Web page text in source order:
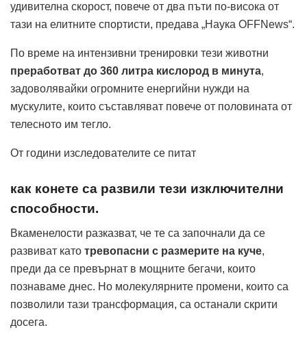
удивителна скорост, повече от два пъти по-висока от
тази на елитните спортисти, предава „Наука OFFNews“.
По време на интензивни тренировки тези животни
преработват до 360 литра кислород в минута,
задоволявайки огромните енергийни нужди на
мускулите, които съставляват повече от половината от
телесното им тегло.
От години изследователите се питат
как конете са развили тези изключителни
способности.
Вкаменелости разказват, че те са започнали да се
развиват като тревопасни с размерите на куче,
преди да се превърнат в мощните бегачи, които
познаваме днес. Но молекулярните промени, които са
позволили тази трансформация, са останали скрити
досега.